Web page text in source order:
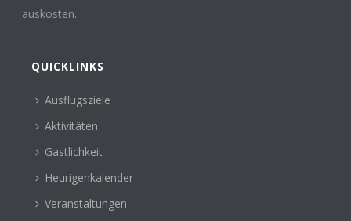
auskosten.
QUICKLINKS
Ausflugsziele
Aktivitäten
Gastlichkeit
Heurigenkalender
Veranstaltungen